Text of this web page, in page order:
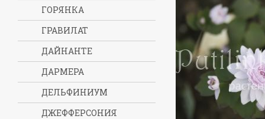
ГОРЯНКА
ГРАВИЛАТ
ДАЙНАНТЕ
ДАРМЕРА
ДЕЛЬФИНИУМ
ДЖЕФФЕРСОНИЯ